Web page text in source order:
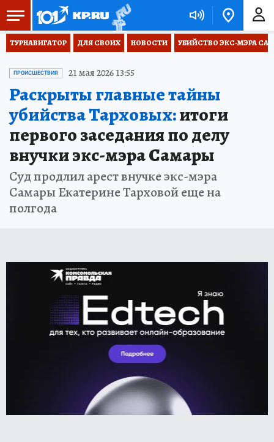
ТУРНАВИГАТОР ДЛЯ СВОИХ НОВОСТИ УБИЙСТВО ЭКС-МЭРА
ПРОИСШЕСТВИЯ 21 мая 2026 13:55
Раскрыты главные тайны
убийства Тарховых:итоги
первого заседания по делу
внучки экс-мэра Самары
Суд продлил арест внучке экс-мэра
Самары Екатерине Тарховой еще на
полгода